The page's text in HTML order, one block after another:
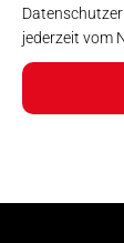
jederzeit vom